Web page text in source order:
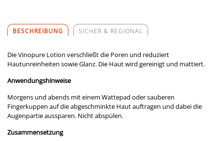
BESCHREIBUNG SICHER & REGIONAL
Die Vinopure Lotion verschließt die Poren und reduziert
Hautunreinheiten sowie Glanz. Die Haut wird gereinigt und mattiert.
Anwendungshinweise
Morgens und abends mit einem Wattepad oder sauberen
Fingerkuppen auf die abgeschminkte Haut auftragen und dabei die
Augenpartie aussparen. Nicht abspülen.
Zusammensetzung